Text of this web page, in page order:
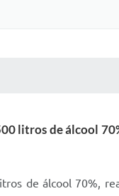
litros de álcool
de álcool 70%,